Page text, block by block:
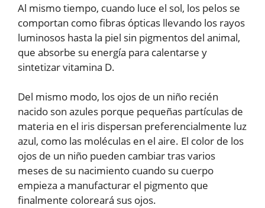
Al mismo tiempo, cuando luce el sol, los pelos se
comportan como fibras ópticas llevando los rayos
luminosos hasta la piel sin pigmentos del animal,
que absorbe su energía para calentarse y
sintetizar vitamina D.
Del mismo modo, los ojos de un niño recién
nacido son azules porque pequeñas partículas de
materia en el iris dispersan preferencialmente luz
azul, como las moléculas en el aire. El color de los
ojos de un niño pueden cambiar tras varios
meses de su nacimiento cuando su cuerpo
empieza a manufacturar el pigmento que
finalmente coloreará sus ojos.